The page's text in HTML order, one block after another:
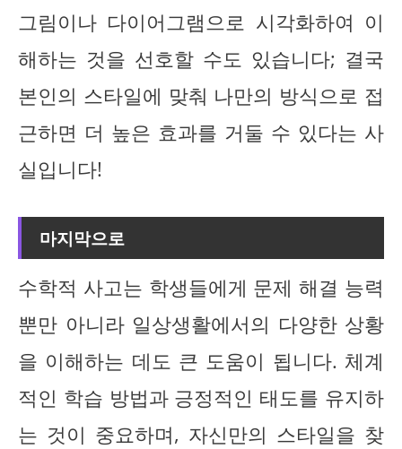
그림이나 다이어그램으로 시각화하여 이
해하는 것을 선호할 수도 있습니다; 결국
본인의 스타일에 맞춰 나만의 방식으로 접
근하면 더 높은 효과를 거둘 수 있다는 사
실입니다!
마지막으로
수학적 사고는 학생들에게 문제 해결 능력
뿐만 아니라 일상생활에서의 다양한 상황
을 이해하는 데도 큰 도움이 됩니다. 체계
적인 학습 방법과 긍정적인 태도를 유지하
는 것이 중요하며, 자신만의 스타일을 찾